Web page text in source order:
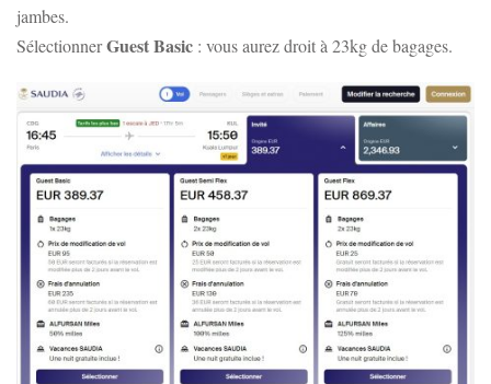
jambes.
SélectionnerGuest Basic : vous aurez droit à 23kg de bagages.